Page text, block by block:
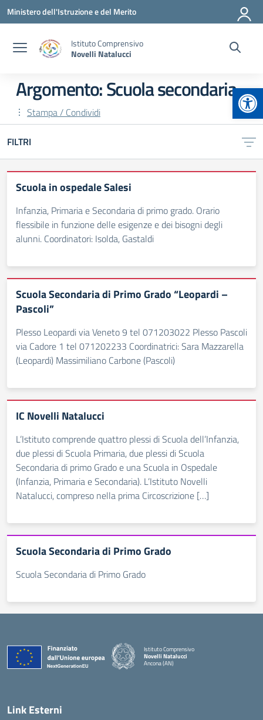
Vai ai contenuti
Vai al menu di navigazione
Vai al footer
Ministero dell'Istruzione e del Merito
Istituto Comprensivo
Novelli Natalucci
Argomento: Scuola secondaria
Stampa / Condividi
FILTRI
Scuola in ospedale Salesi
Infanzia, Primaria e Secondaria di primo grado. Orario
flessibile in funzione delle esigenze e dei bisogni degli
alunni. Coordinatori: Isolda, Gastaldi
Scuola Secondaria di Primo Grado “Leopardi –
Pascoli”
Plesso Leopardi via Veneto 9 tel 071203022 Plesso Pascoli
via Cadore 1 tel 071202233 Coordinatrici: Sara Mazzarella
(Leopardi) Massimiliano Carbone (Pascoli)
IC Novelli Natalucci
L’Istituto comprende quattro plessi di Scuola dell’Infanzia,
due plessi di Scuola Primaria, due plessi di Scuola
Secondaria di primo Grado e una Scuola in Ospedale
(Infanzia, Primaria e Secondaria). L’Istituto Novelli
Natalucci, compreso nella prima Circoscrizione […]
Scuola Secondaria di Primo Grado
Scuola Secondaria di Primo Grado
Istituto Comprensivo
Novelli Natalucci
Ancona (AN)
Link Esterni